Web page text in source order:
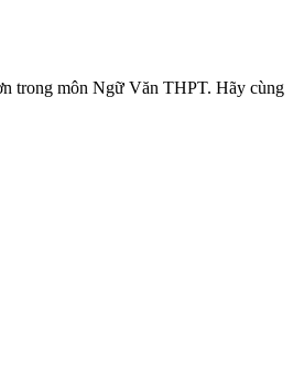
trong môn Ngữ Văn THPT. Hãy cùng